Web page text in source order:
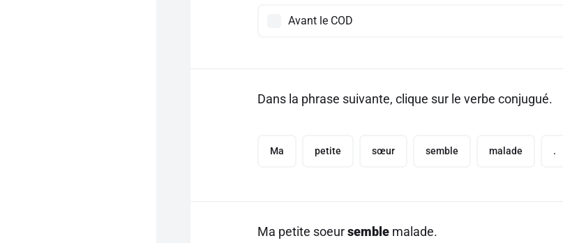
Avant le COD
Dans la phrase suivante, clique sur le verbe conjugué.
Ma petite sœur semble malade .
Ma petite soeursemble malade.